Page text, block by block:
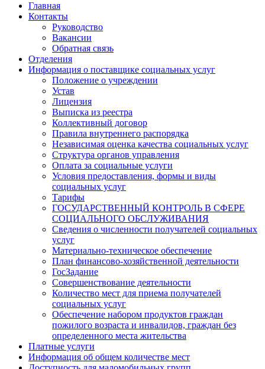
Главная
Контакты
Руководство
Вакансии
Обратная связь
Отделения
Информация о поставщике социальных услуг
Положение о учреждении
Устав
Лицензия
Выписка из реестра
Коллективный договор
Правила внутреннего распорядка
Независимая оценка качества социальных услуг
Структура органов управления
Оплата за социальные услуги
Условия предоставления, формы и виды
социальных услуг
Тарифы
ГОСУДАРСТВЕННЫЙ КОНТРОЛЬ В СФЕРЕ
СОЦИАЛЬНОГО ОБСЛУЖИВАНИЯ
Сведения о численности получателей социальных
услуг
Материально-техническое обеспечение
План финансово-хозяйственной деятельности
ГосЗадание
Совершенствование деятельности
Количество мест для приема получателей
социальных услуг
Обеспечение набором продуктов граждан
пожилого возраста и инвалидов, граждан без
определенного места жительства
Платные услуги
Информация об общем количестве мест